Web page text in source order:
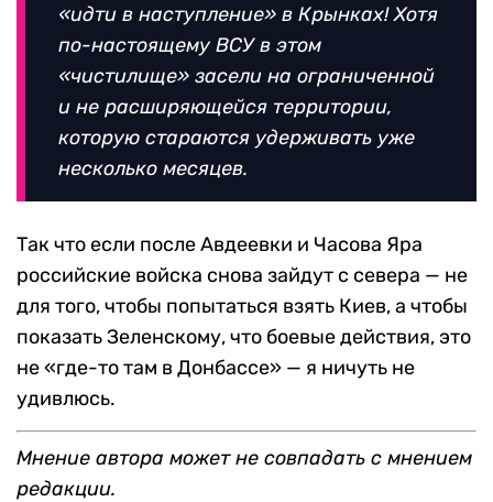
«идти в наступление» в Крынках! Хотя
по-настоящему ВСУ в этом
«чистилище» засели на ограниченной
и не расширяющейся территории,
которую стараются удерживать уже
несколько месяцев.
Так что если после Авдеевки и Часова Яра
российские войска снова зайдут с севера — не
для того, чтобы попытаться взять Киев, а чтобы
показать Зеленскому, что боевые действия, это
не «где-то там в Донбассе» — я ничуть не
удивлюсь.
Мнение автора может не совпадать с мнением
редакции.